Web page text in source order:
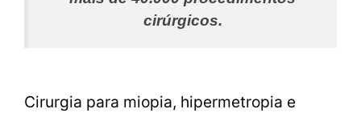
cirúrgicos.
Cirurgia para miopia, hipermetropia e